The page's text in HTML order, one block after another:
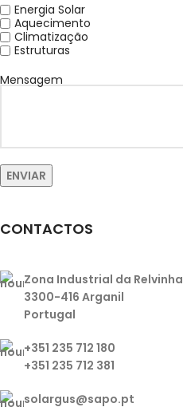
Energia Solar
Aquecimento
Climatização
Estruturas
Mensagem
CONTACTOS
Zona Industrial da Relvinha
3300-416 Arganil
Portugal
+351 235 712 180
+351 235 712 381
solargus@sapo.pt